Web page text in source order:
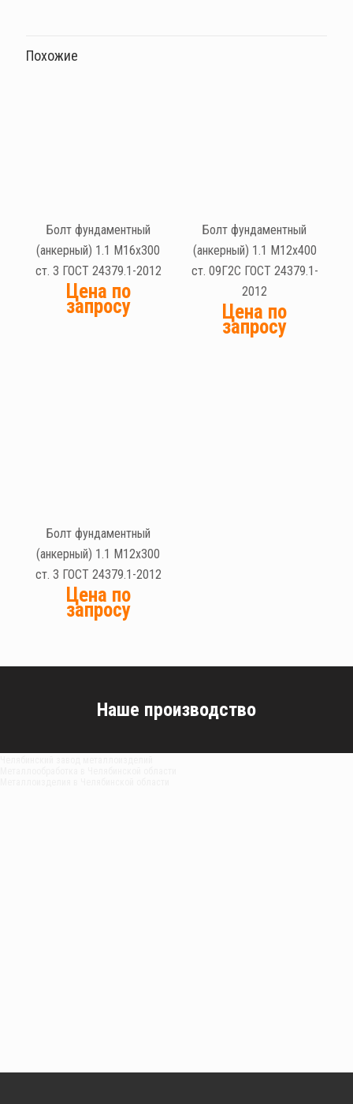
Похожие
Болт фундаментный
(анкерный) 1.1 М16х300
ст. 3 ГОСТ 24379.1-2012
Цена по
запросу
Болт фундаментный
(анкерный) 1.1 М12х400
ст. 09Г2С ГОСТ 24379.1-
2012
Цена по
запросу
Болт фундаментный
(анкерный) 1.1 М12х300
ст. 3 ГОСТ 24379.1-2012
Цена по
запросу
Наше производство